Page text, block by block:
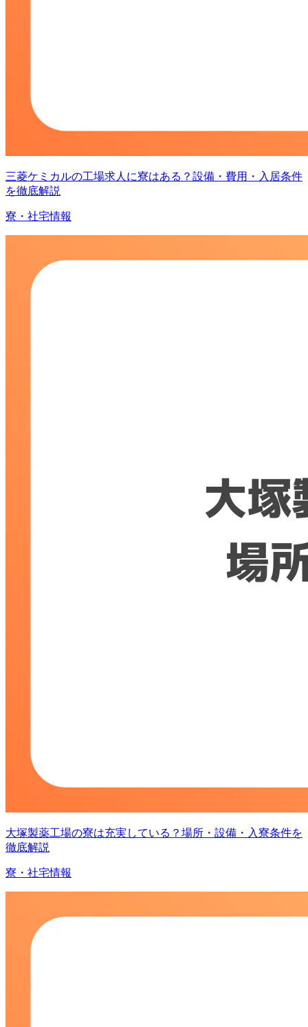
三菱ケミカルの工場求人に寮はある？設備・費用・入居条件
を徹底解説
寮・社宅情報
大塚製薬工場の寮は充実している？場所・設備・入寮条件を
徹底解説
寮・社宅情報